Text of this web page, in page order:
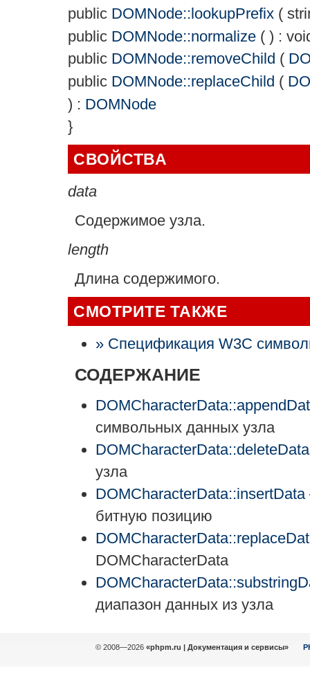
public DOMNode::lookupPrefix (
public DOMNode::normalize ( ) :
public DOMNode::removeChild (
public DOMNode::replaceChild (
) : DOMNode
}
СВОЙСТВА
data
Содержимое узла.
length
Длина содержимого.
СМОТРИТЕ ТАКЖЕ
» Спецификация W3C
СОДЕРЖАНИЕ
символьных данных узла
DOMCharacterData::deleteData
узла
DOMCharacterData::insertData
битную позицию
DOMCharacterData
диапазон данных из узла
© 2008—2026 «phpm.ru | Документация и сервисы»